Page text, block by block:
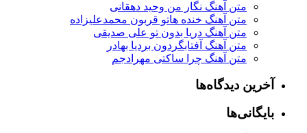
متن آهنگ نگار من وحید دهقانی
متن آهنگ خنده هاتو قربون محمدعلیزاده
متن آهنگ دریا بدون تو علی صدیقی
متن آهنگ آفتابگردون بردیا بهادر
متن آهنگ چرا ساکتی مهرادجم
آخرین دیدگاه‌ها
بایگانی‌ها